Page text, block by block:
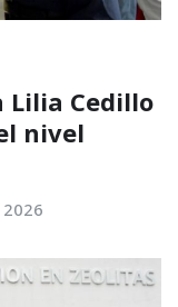
Lilia Cedillo
nivel